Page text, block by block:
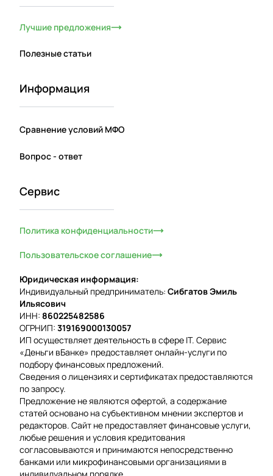
Лучшие предложения
Полезные статьи
Информация
Сравнение условий МФО
Вопрос - ответ
Сервис
Политика конфиденциальности
Пользовательское соглашение
Юридическая информация:
Индивидуальный предприниматель: Сибгатов Эмиль
Ильясович
ИНН: 860225482586
ОГРНИП: 319169000130057
ИП осуществляет деятельность в сфере IT. Сервис
«Деньги вБанке» предоставляет онлайн-услуги по
подбору финансовых предложений.
Сведения о лицензиях и сертификатах предоставляются
по запросу.
Предложение не являются офертой, а содержание
статей основано на субъективном мнении экспертов и
редакторов. Сайт не предоставляет финансовые услуги,
любые решения и условия кредитования
согласовываются и принимаются непосредственно
банками или микрофинансовыми организациями в